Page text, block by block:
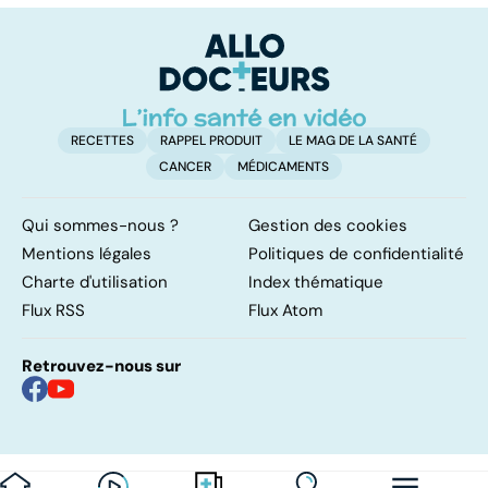
d'angine ?
RECETTES RAPPEL PRODUIT
LE MAG DE LA SANTÉ
CANCER
MÉDICAMENTS
Qui sommes-nous ?
Gestion des cookies
Mentions légales
Politiques de confidentialité
Charte d'utilisation
Index thématique
Flux RSS
Flux Atom
Retrouvez-nous sur